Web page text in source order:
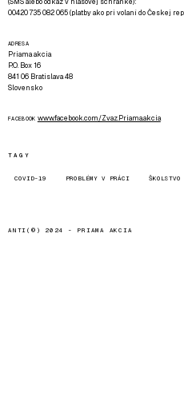
00420 735 082 065 (platby ako pri volaní do Českej
ADRESA
Priama akcia
P.O. Box 16
841 06 Bratislava 48
Slovensko
FACEBOOK www.facebook.com/Zvaz.Priama.akcia
TAGY
COVID-19 PROBLÉMY V PRÁCI ŠKOLSTVO
ANTI(©) 2024 - PRIAMA AKCIA